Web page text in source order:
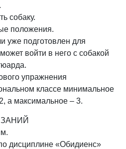
собаку.
положения.
уже подготовлен для
войти в него с собакой
упражнения
классе минимальное
а максимальное – 3.
дисциплине «Обидиенс»